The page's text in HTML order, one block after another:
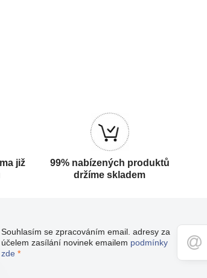
již
99% nabízených produktů
držíme skladem
Souhlasím se zpracováním email. adresy za
účelem zasílání novinek emailem podmínky
zde *